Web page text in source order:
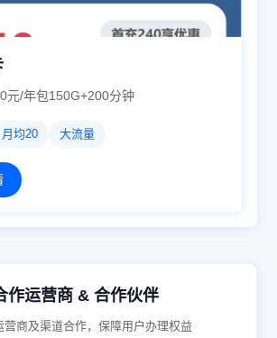
元/年包150G+200分钟
月均20 大流量
作运营商 & 合作伙伴
营商及渠道合作，保障用户办理权益